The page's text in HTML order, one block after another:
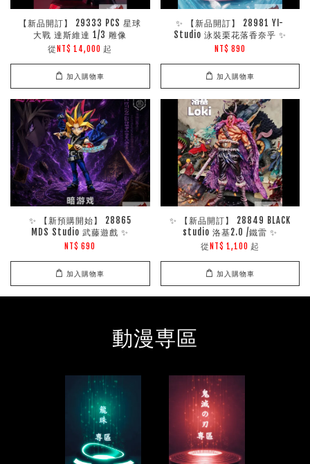
【新品開訂】 29333 PCS 星球
大戰 達斯維達 1/3 雕像
從 NT$ 14,000 起
加入購物車
✨ 【新品開訂】 28981 YI-
Studio 泳裝栗花落香奈乎 ✨
NT$ 890
加入購物車
✨ 【新預購開始】 28865
MDS Studio 武藤遊戲 ✨
NT$ 690
加入購物車
✨ 【新品開訂】 28849 BLACK
studio 洛基2.0 /鐵雷 ✨
從 NT$ 1,100 起
加入購物車
動漫専區